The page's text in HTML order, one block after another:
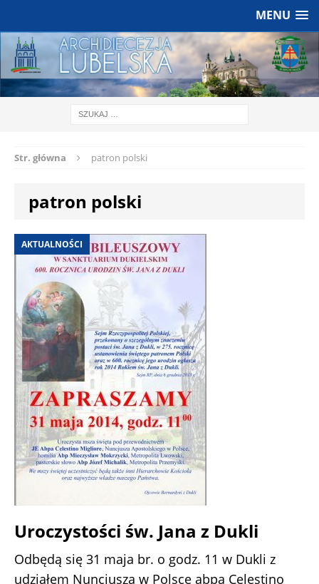
MENU
Str. główna patron polski
patron polski
AKTUALNOŚCI
Uroczystości św. Jana z Dukli
Odbędą się 31 maja br. o godz. 11 w Dukli z
udziałem Nuncjusza w Polsce abpa Celestino